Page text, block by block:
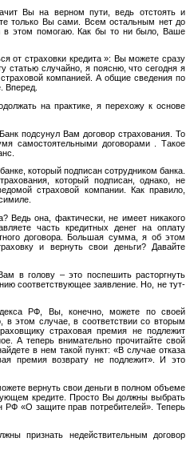
Вы на верном пути, ведь отстоять и
только Вы сами. Всем остальным нет до
в этом помогаю. Как бы то ни было, Ваше
от страховки кредита »: Вы можете сразу
статью случайно, я поясню, что сегодня я
компанией. А общие сведения по
Вперед.
на практике, я перехожу к основе
подсунул Вам договор страхования. То
самостоятельными договорами . Такое
который подписан сотрудником банка.
который подписан, однако, не
страховой компании. Как правило,
Ведь она, фактически, не имеет никакого
часть кредитных денег на оплату
договора. Большая сумма, я об этом
и вернуть свои деньги? Давайте
в голову – это поспешить расторгнуть
соответствующее заявление. Но, не тут-
РФ, Вы, конечно, можете по своей
в этом случае, в соответствии со вторым
страховая премия не подлежит
А теперь внимательно прочитайте свой
в нем такой пункт: «В случае отказа
премия возврату не подлежит». И это
вернуть свои деньги в полном объеме
кредите. Просто Вы должны выбрать
«О защите прав потребителей». Теперь
признать недействительным договор